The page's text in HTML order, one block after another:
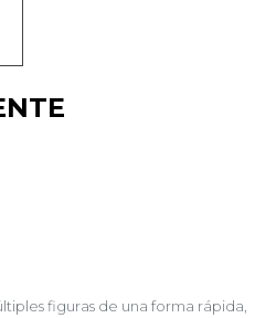
figuras de una forma rápida,